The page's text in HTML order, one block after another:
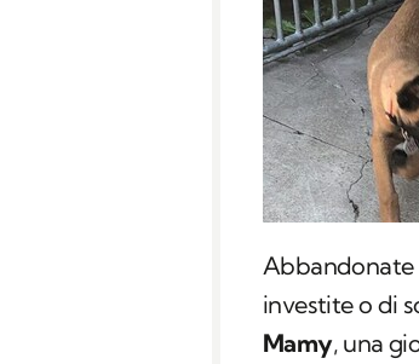
Abbandonate
investite o di
Mamy, una